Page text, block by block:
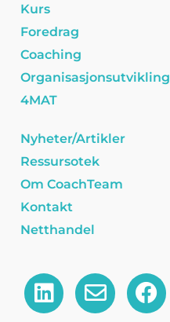
Kurs
Foredrag
Coaching
Organisasjonsutvikling
4MAT
Nyheter/Artikler
Ressursotek
Om CoachTeam
Kontakt
Netthandel
L
i
E
n
F
a